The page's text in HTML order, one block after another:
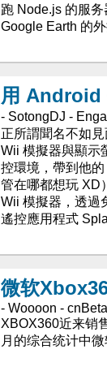
跑 Node.js 的服
Google Earth 的
用 Android
- SotongDJ -
正所謂聞名不如
Wii 模擬器與顯示
控環境，帶到他
管在哪都想玩 XD
Wii 模擬器，透過
遙控應用程式
微软
- Woooon -
XBOX360近来销
月的综合统计中